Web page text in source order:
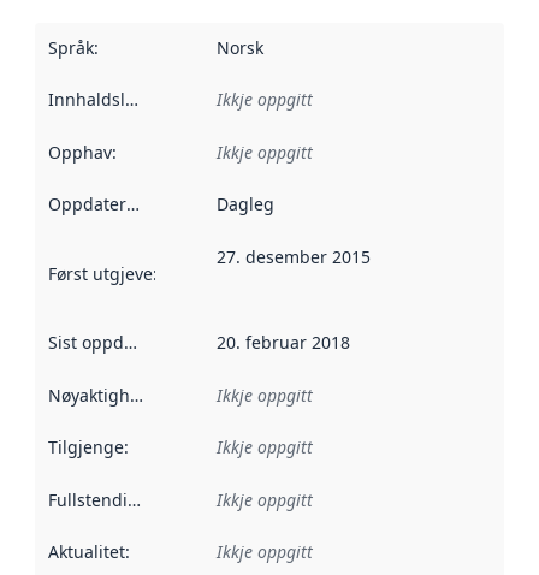
Språk: Norsk
Innhaldsleverandørar :
Ikkje oppgitt
Opphav: Ikkje oppgitt
Oppdateringsfrekvens :
Dagleg
Først utgjeve:
27. desember 2015
Sist oppdatert 20. februar 2018
Nøyaktigheit Ikkje oppgitt
Tilgjenge: Ikkje oppgitt
Fullstendigheit Ikkje oppgitt
Aktualitet: Ikkje oppgitt